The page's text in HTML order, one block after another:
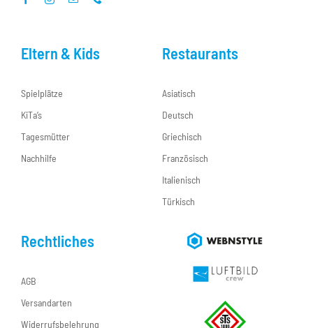
Eltern & Kids
Spielplätze
KiTa’s
Tagesmütter
Nachhilfe
Restaurants
Asiatisch
Deutsch
Griechisch
Französisch
Italienisch
Türkisch
Rechtliches
AGB
Versandarten
Widerrufsbelehrung